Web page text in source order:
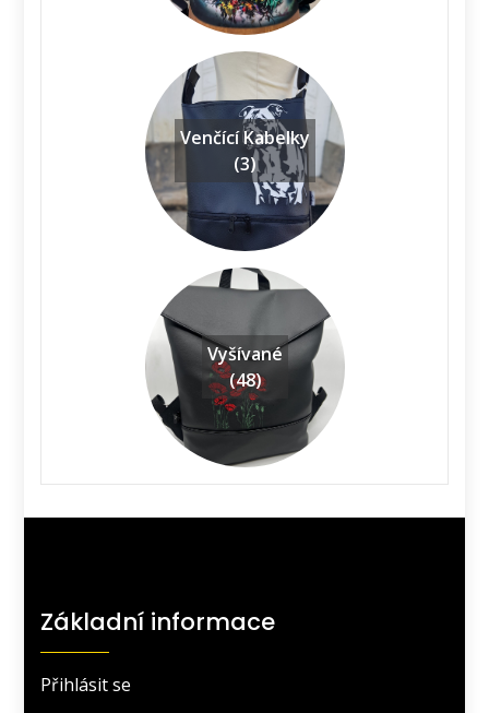
Venčící Kabelky
(3)
Vyšívané
(48)
Základní informace
Přihlásit se